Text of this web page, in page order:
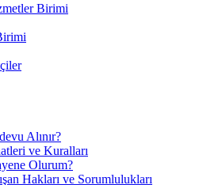
Birimi
Alınır?
ve Kuralları
Olurum?
Hakları ve Sorumlulukları